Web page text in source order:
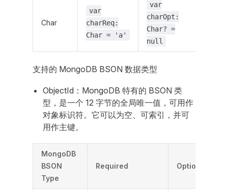
Char
var
charReq:
Char = 'a'
var
charOpt:
Char? =
null
支持的 MongoDB BSON 数据类型
ObjectId：MongoDB 特有的 BSON 类
型，是一个 12 字节的全局唯一值，可用作
对象标识符。它可以为空、可索引，并可
用作主键。
MongoDB
BSON
Type
Required Optional